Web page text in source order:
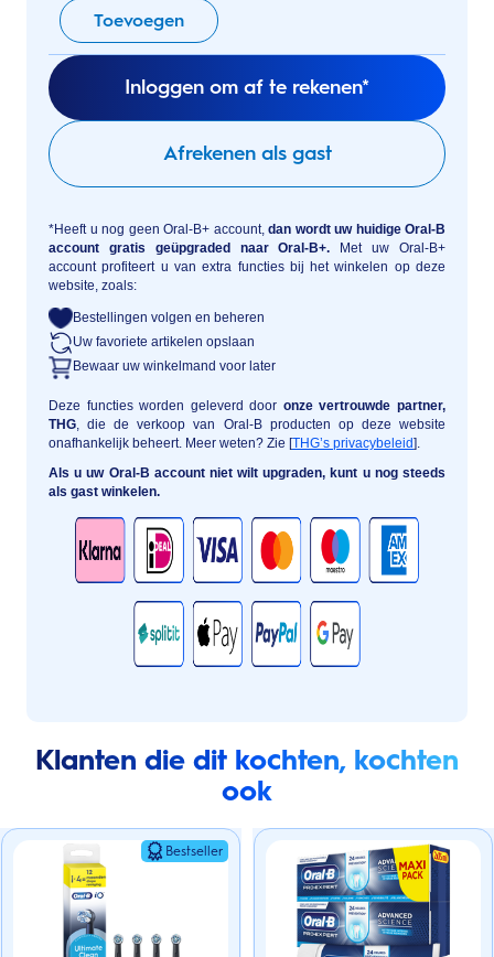
Toevoegen
Inloggen om af te rekenen*
Afrekenen als gast
*Heeft u nog geen Oral-B+ account, dan wordt uw huidige Oral-B
account gratis geüpgraded naar Oral-B+. Met uw Oral-B+
account profiteert u van extra functies bij het winkelen op deze
website, zoals:
Bestellingen volgen en beheren
Uw favoriete artikelen opslaan
Bewaar uw winkelmand voor later
Deze functies worden geleverd door onze vertrouwde partner,
THG , die de verkoop van Oral-B producten op deze website
onafhankelijk beheert. Meer weten? Zie [THG’s privacybeleid].
Als u uw Oral-B account niet wilt upgraden, kunt u nog steeds
als gast winkelen.
Klanten die dit kochten, kochten
ook
Bestseller